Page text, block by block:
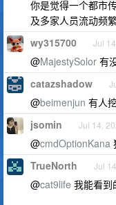
你是觉得一个都市
及多家人员流动频
wy315700 Jul
@MajestySolor 有
catazshadow
@beimenjun 有人
jsomin Jul 14,
@cmdOptionKana
TrueNorth Jul
@cat9life 我能看到